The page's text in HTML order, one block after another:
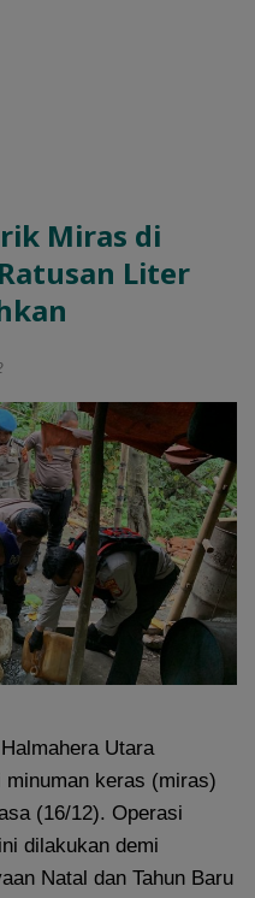
Miras di
Liter
Utara
keras (miras)
(16/12). Operasi
dilakukan demi
Natal dan Tahun Baru